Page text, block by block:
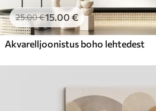
25.00€15.00 €
Akvarelljoonistus boho lehtedest